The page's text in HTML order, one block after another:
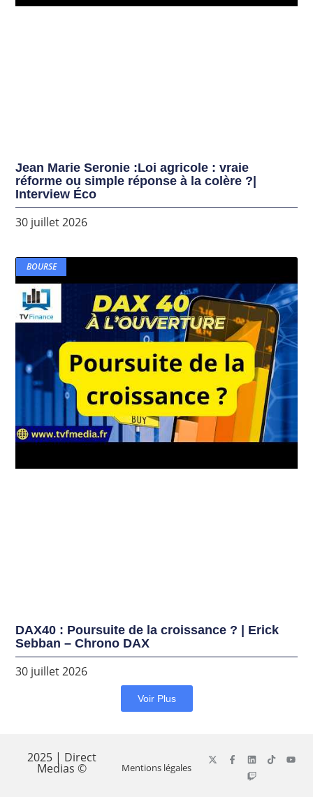
Jean Marie Seronie :Loi agricole : vraie
réforme ou simple réponse à la colère ?|
Interview Éco
30 juillet 2026
BOURSE
DAX40 : Poursuite de la croissance ? | Erick
Sebban – Chrono DAX
30 juillet 2026
Voir Plus
2025 | Direct
Medias © Mentions légales